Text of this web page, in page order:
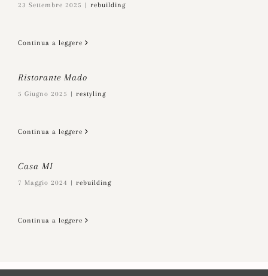
23 Settembre 2025 | rebuilding
Continua a leggere
Ristorante Mado
5 Giugno 2025 | restyling
Continua a leggere
Casa MI
7 Maggio 2024 | rebuilding
Continua a leggere